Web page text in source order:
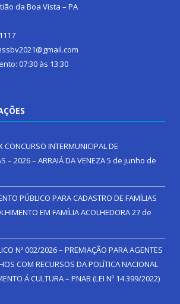
da Boa Vista – PA
07:30 às 13:30
CONCURSO INTERMUNICIPAL DE
– 2026 – ARRAIÁ DA VENEZA5 de junho de
PÚBLICO PARA CADASTRO DE FAMÍLIAS
EM FAMÍLIA ACOLHEDORA27 de
Nº 002/2026 – PREMIAÇÃO PARA AGENTES
COM RECURSOS DA POLÍTICA NACIONAL
Á CULTURA – PNAB (LEI Nº 14.399/2022)